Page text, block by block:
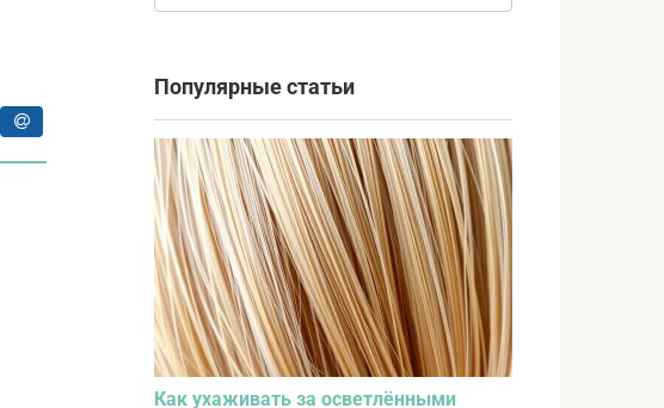
Популярные статьи
Как ухаживать за осветлёнными